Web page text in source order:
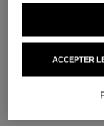
ACCEPTER